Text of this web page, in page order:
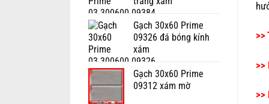
Gạch 30x60 Prime
09326 đá bóng kính
xám
Gạch 30x60 Prime
09312 xám mờ